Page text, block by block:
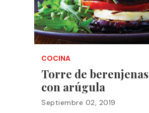
COCINA
Torre de berenjenas
con arúgula
Septiembre 02, 2019